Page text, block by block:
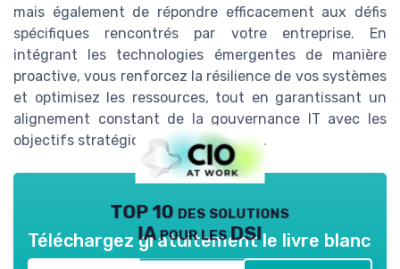
mais également de répondre efficacement aux défis
spécifiques rencontrés par votre entreprise. En
intégrant les technologies émergentes de manière
proactive, vous renforcez la résilience de vos systèmes
et optimisez les ressources, tout en garantissant un
alignement constant de la gouvernance IT avec les
objectifs stratégiques de l'entreprise.
TOP 10 des solutions
IA pour les DSI
Téléchargez gratuitement le livre blanc